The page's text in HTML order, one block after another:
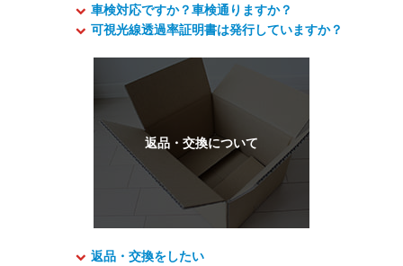
車検対応ですか？車検通りますか？
可視光線透過率証明書は発行していますか？
返品・交換をしたい